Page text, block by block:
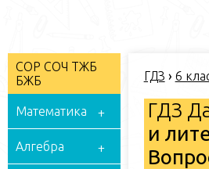
СОР СОЧ ТЖБ
БЖБ
Математика
Алгебра
ГДЗ › 6
ГДЗ
и